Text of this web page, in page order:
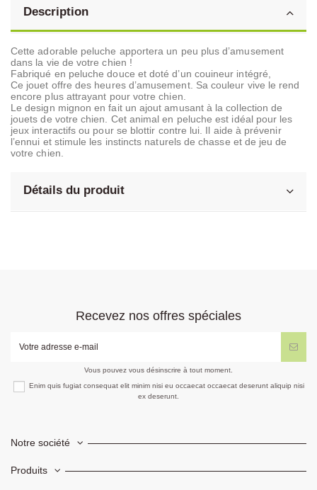
Description
Cette adorable peluche apportera un peu plus d’amusement
dans la vie de votre chien !
Fabriqué en peluche douce et doté d’un couineur intégré,
Ce jouet offre des heures d’amusement. Sa couleur vive le rend
encore plus attrayant pour votre chien.
Le design mignon en fait un ajout amusant à la collection de
jouets de votre chien. Cet animal en peluche est idéal pour les
jeux interactifs ou pour se blottir contre lui. Il aide à prévenir
l’ennui et stimule les instincts naturels de chasse et de jeu de
votre chien.
Détails du produit
Recevez nos offres spéciales
Vous pouvez vous désinscrire à tout moment.
Enim quis fugiat consequat elit minim nisi eu occaecat occaecat deserunt aliquip nisi
ex deserunt.
Notre société
Produits